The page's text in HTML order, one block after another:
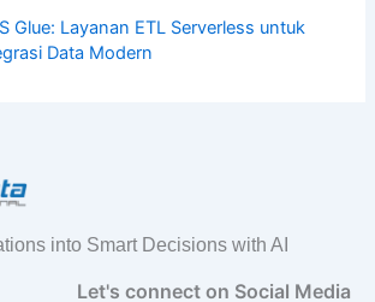
Glue: Layanan ETL Serverless untuk
Data Modern
into Smart Decisions with AI
Let's connect on Social Media